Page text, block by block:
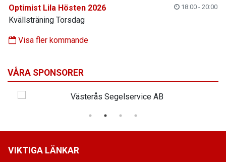
Optimist Lila Hösten 2026
18:00 - 20:00
Kvällsträning Torsdag
Visa fler kommande
VÅRA SPONSORER
VIKTIGA LÄNKAR